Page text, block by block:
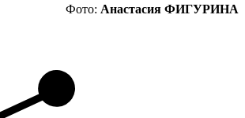
Фото: Анастасия ФИГУРИНА